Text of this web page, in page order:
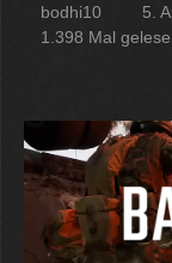
bodhi10 5.
1.398 Mal